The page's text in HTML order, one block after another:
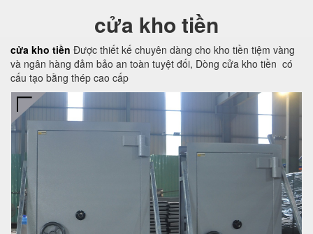
cửa kho tiền
cửa kho tiền Được thiết kế chuyên dàng cho kho tiền tiệm vàng
và ngân hàng đảm bảo an toàn tuyệt đối, Dòng cửa kho tiền có
cấu tạo bằng thép cao cấp